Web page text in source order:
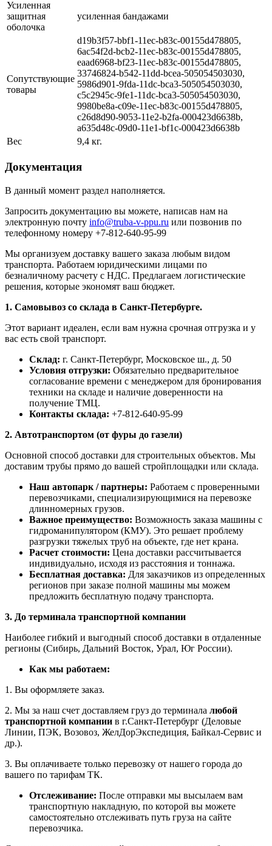
Усиленная
защитная
оболочка
усиленная бандажами
Сопутствующие
товары
d19b3f57-bbf1-11ec-b83c-00155d478805,
6ac54f2d-bcb2-11ec-b83c-00155d478805,
eaad6968-bf23-11ec-b83c-00155d478805,
33746824-b542-11dd-bcea-505054503030,
5986d901-9fda-11dc-bca3-505054503030,
c5c2945c-9fe1-11dc-bca3-505054503030,
9980be8a-c09e-11ec-b83c-00155d478805,
c26d8d90-9053-11e2-b2fa-000423d6638b,
a635d48c-09d0-11e1-bf1c-000423d6638b
Вес
9,4 кг.
Документация
В данный момент раздел наполняется.
Запросить документацию вы можете, написав нам на
электронную почту info@truba-v-ppu.ru или позвонив по
телефонному номеру +7-812-640-95-99
Мы организуем доставку вашего заказа любым видом
транспорта. Работаем юридическими лицами по
безналичному расчету с НДС. Предлагаем логистические
решения, которые экономят ваш бюджет.
1. Самовывоз со склада в Санкт-Петербурге.
Этот вариант идеален, если вам нужна срочная отгрузка и у
вас есть свой транспорт.
Склад: г. Санкт-Петербург, Московское ш., д. 50
Условия отгрузки: Обязательно предварительное
согласование времени с менеджером для бронирования
техники на складе и наличие доверенности на
получение ТМЦ.
Контакты склада: +7-812-640-95-99
2. Автотранспортом (от фуры до газели)
Основной способ доставки для строительных объектов. Мы
доставим трубы прямо до вашей стройплощадки или склада.
Наш автопарк / партнеры: Работаем с проверенными
перевозчиками, специализирующимися на перевозке
длинномерных грузов.
Важное преимущество: Возможность заказа машины с
гидроманипулятором (КМУ). Это решает проблему
разгрузки тяжелых труб на объекте, где нет крана.
Расчет стоимости: Цена доставки рассчитывается
индивидуально, исходя из расстояния и тоннажа.
Бесплатная доставка: Для заказчиков из определенных
регионов при заказе полной машины мы можем
предложить бесплатную подачу транспорта.
3. До терминала транспортной компании
Наиболее гибкий и выгодный способ доставки в отдаленные
регионы (Сибирь, Дальний Восток, Урал, Юг России).
Как мы работаем:
1. Вы оформляете заказ.
2. Мы за наш счет доставляем груз до терминала любой
транспортной компании в г.Санкт-Петербург (Деловые
Линии, ПЭК, Возовоз, ЖелДорЭкспедиция, Байкал-Сервис и
др.).
3. Вы оплачиваете только перевозку от нашего города до
вашего по тарифам ТК.
Отслеживание: После отправки мы высылаем вам
транспортную накладную, по которой вы можете
самостоятельно отслеживать путь груза на сайте
перевозчика.